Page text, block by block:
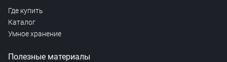
Где купить
Каталог
Умное хранение
Полезные материалы